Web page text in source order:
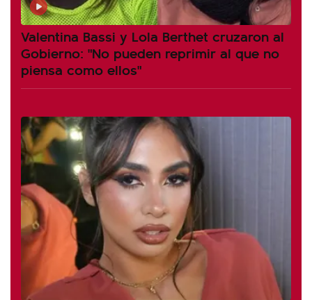
Valentina Bassi y Lola Berthet cruzaron al
Gobierno: "No pueden reprimir al que no
piensa como ellos"